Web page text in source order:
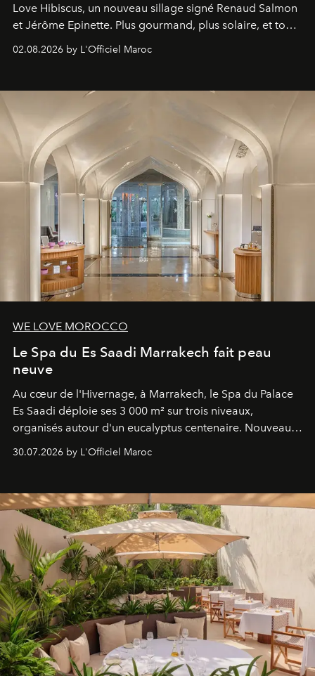
Love Hibiscus, un nouveau sillage signé Renaud Salmon
et Jérôme Epinette. Plus gourmand, plus solaire, et tout
02.08.2026 by L'Officiel Maroc
WE LOVE MOROCCO
Le Spa du Es Saadi Marrakech fait peau
neuve
Au cœur de l'Hivernage, à Marrakech, le Spa du Palace
Es Saadi déploie ses 3 000 m² sur trois niveaux,
organisés autour d'un eucalyptus centenaire. Nouveau
neuro-cosmétique, parcours thermal et studio dédié au
entièreté, entre science des émotions et rituels
reposants.
30.07.2026 by L'Officiel Maroc